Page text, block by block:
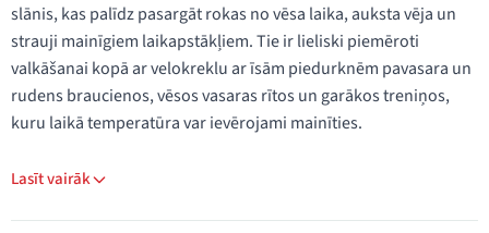
slānis, kas palīdz pasargāt rokas no vēsa laika, auksta vēja un
strauji mainīgiem laikapstākļiem. Tie ir lieliski piemēroti
valkāšanai kopā ar velokreklu ar īsām piedurknēm pavasara un
rudens braucienos, vēsos vasaras rītos un garākos treniņos,
kuru laikā temperatūra var ievērojami mainīties.
Lasīt vairāk